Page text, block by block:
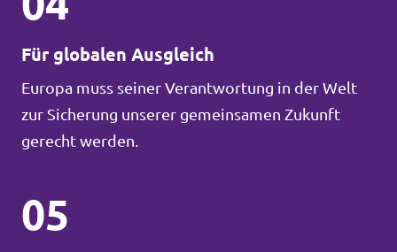
Für globalen Ausgleich
Europa muss seiner Verantwortung in der Welt
zur Sicherung unserer gemeinsamen Zukunft
gerecht werden.
05